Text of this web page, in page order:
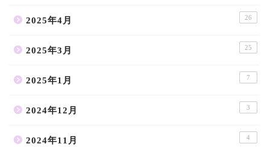
2025年4月 26
2025年3月 25
2025年1月 7
2024年12月 3
2024年11月 4